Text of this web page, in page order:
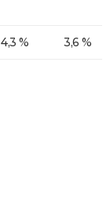
4,3 % 3,6 %